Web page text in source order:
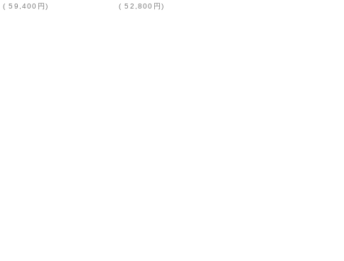
( 59,400円)
( 52,800円)